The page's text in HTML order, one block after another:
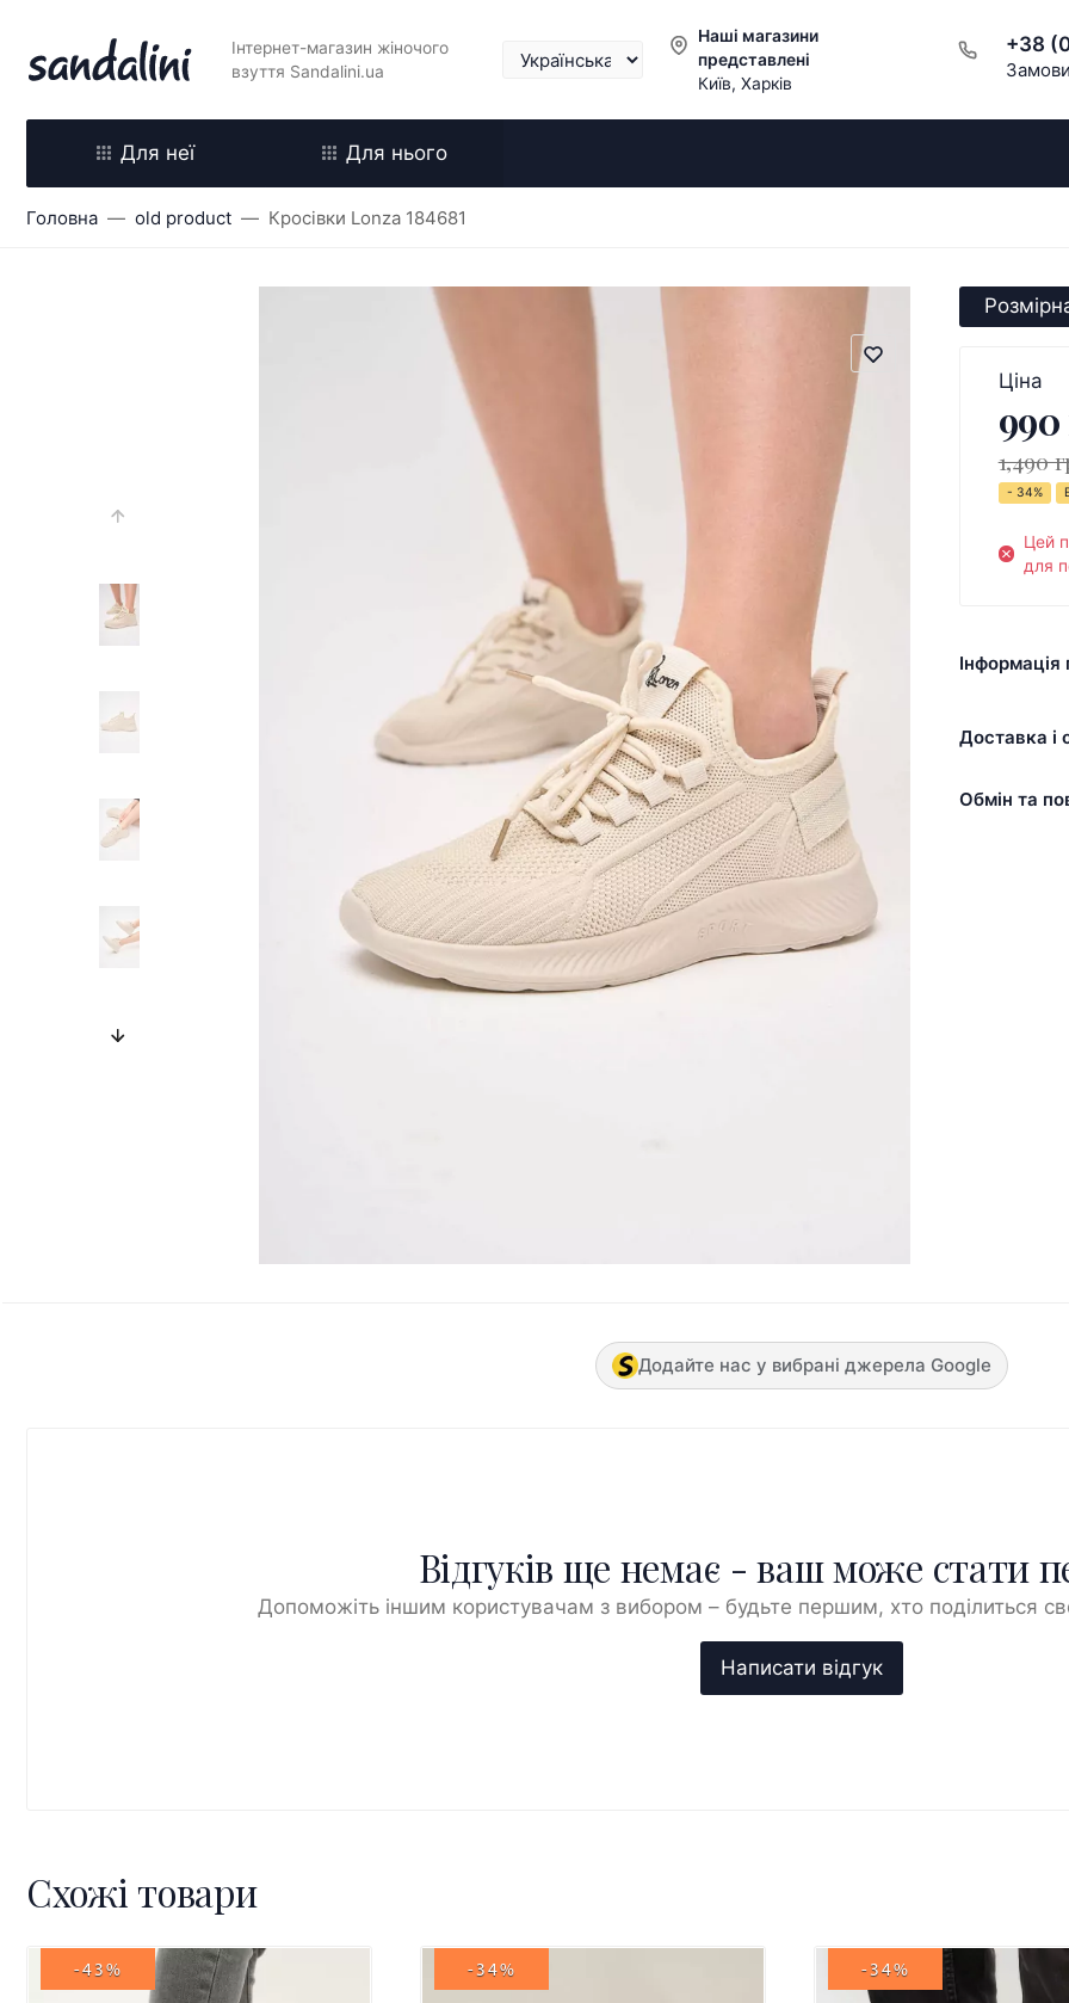
Інтернет-магазин жіночого
взуття Sandalini.ua
Наші магазини
представлені
Київ, Харків
+38
Для неї Для нього
Головна old product Кросівки Lonza 184681
Ціна
1,490
- 34%
Цей
для
Інформація
Доставка і
Обмін та
Додайте нас у вибрані джерела Google
Відгуків ще немає - ваш може стати
Допоможіть іншим користувачам з вибором – будьте першим, хто поділиться
Схожі товари
-43% -34% -34%